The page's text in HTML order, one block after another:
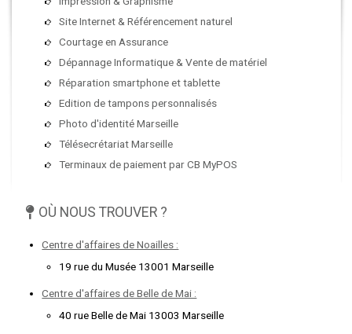
Site Internet & Référencement naturel
Courtage en Assurance
Dépannage Informatique & Vente de matériel
Réparation smartphone et tablette
Edition de tampons personnalisés
Photo d'identité Marseille
Télésecrétariat Marseille
Terminaux de paiement par CB MyPOS
OÙ NOUS TROUVER ?
Centre d'affaires de Noailles :
19 rue du Musée 13001 Marseille
Centre d'affaires de Belle de Mai :
40 rue Belle de Mai 13003 Marseille